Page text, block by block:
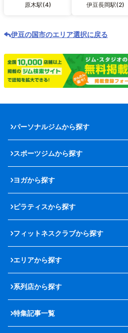
原木駅(4) 伊豆長岡駅(2)
伊豆の国市のエリア選択に戻る
パーソナルジムから探す
スポーツジムから探す
ヨガから探す
ピラティスから探す
フィットネスクラブから探す
エリアから探す
系列店から探す
特集記事一覧